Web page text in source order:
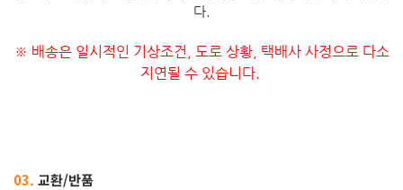
다.
※ 배송은 일시적인 기상조건, 도로 상황, 택배사 사정으로 다소
지연될 수 있습니다.
03. 교환/반품